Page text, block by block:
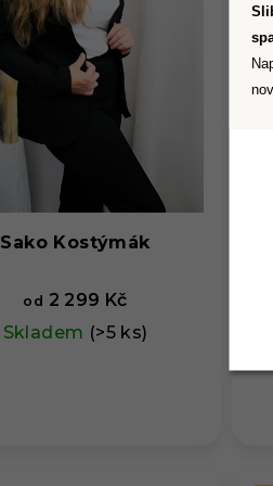
Sako Kostýmák
od 2 299 Kč
Skladem (>5 ks)